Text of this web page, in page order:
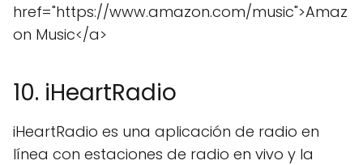
href="https://www.amazon.com/music">Amaz
on Music</a>
10. iHeartRadio
iHeartRadio es una aplicación de radio en
línea con estaciones de radio en vivo y la